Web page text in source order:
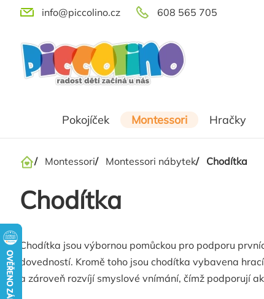
Přejít
obsah
608 565 705
info@piccolino.cz
Pokojíček Montessori Hračky
Domů
/ Montessori/ Montessori nábytek/ Chodítka
Chodítka
Chodítka jsou výbornou pomůckou pro podporu
dovedností. Kromě toho jsou chodítka vybavena
a zároveň rozvíjí smyslové vnímání, čímž podporují